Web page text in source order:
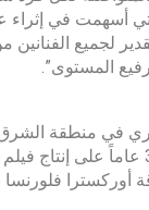
أسهمت في
لجميع الفنانين
رفيع المستوى”.
في منطقة
القصير “موشكا” للفنان أندرياس ديجا، الذي شارك في لقاء بعنوان
أوركسترا